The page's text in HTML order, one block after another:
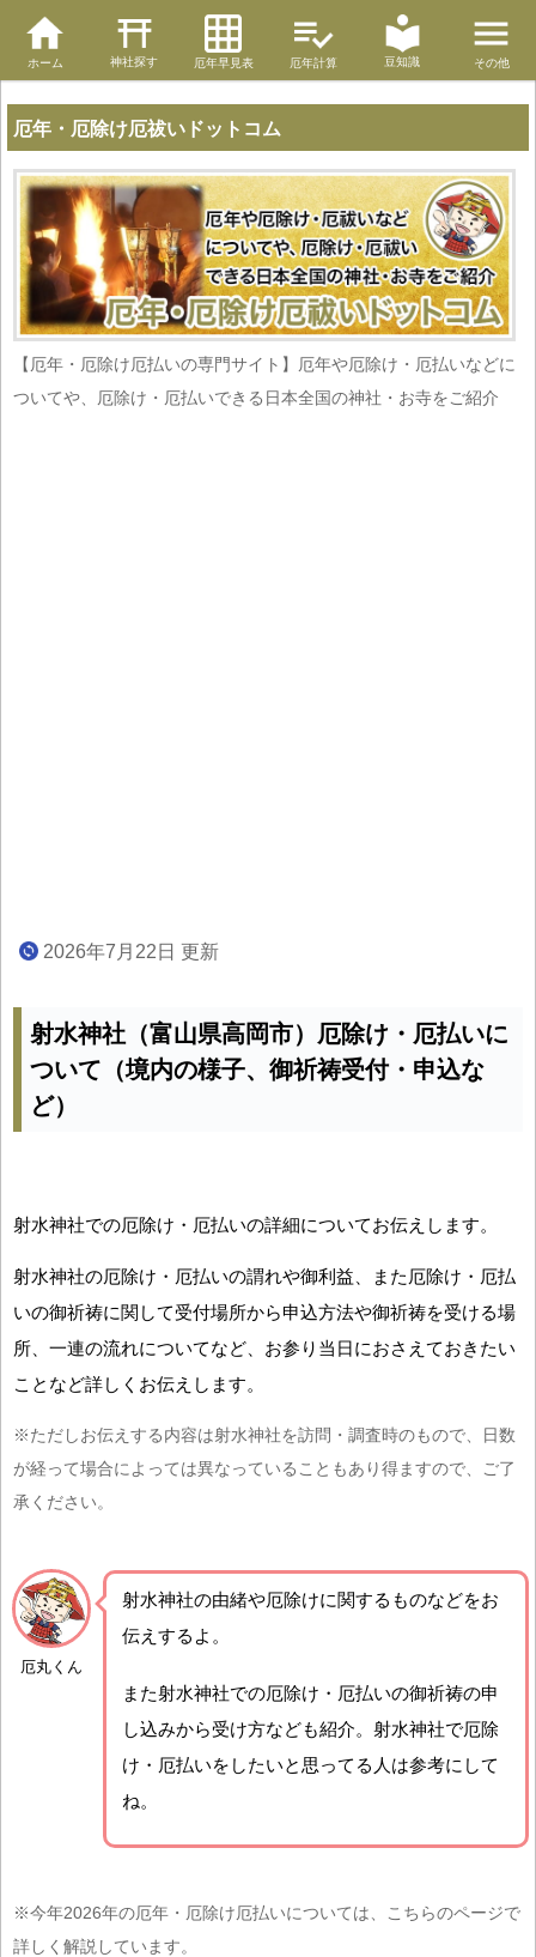
ホーム 神社探す 厄年早見表 厄年計算 豆知識 その他
厄年・厄除け厄祓いドットコム
【厄年・厄除け厄払いの専門サイト】厄年や厄除け・厄払いなどに
ついてや、厄除け・厄払いできる日本全国の神社・お寺をご紹介
2026年7月22日 更新
射水神社（富山県高岡市）厄除け・厄払いに
ついて（境内の様子、御祈祷受付・申込な
ど）
射水神社での厄除け・厄払いの詳細についてお伝えします。
射水神社の厄除け・厄払いの謂れや御利益、また厄除け・厄払
いの御祈祷に関して受付場所から申込方法や御祈祷を受ける場
所、一連の流れについてなど、お参り当日におさえておきたい
ことなど詳しくお伝えします。
※ただしお伝えする内容は射水神社を訪問・調査時のもので、日数
が経って場合によっては異なっていることもあり得ますので、ご了
承ください。
厄丸くん
射水神社の由緒や厄除けに関するものなどをお
伝えするよ。
また射水神社での厄除け・厄払いの御祈祷の申
し込みから受け方なども紹介。射水神社で厄除
け・厄払いをしたいと思ってる人は参考にして
ね。
※今年2026年の厄年・厄除け厄払いについては、こちらのページで
詳しく解説しています。